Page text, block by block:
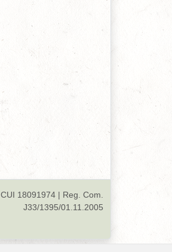
22.0 RON
18091974 | Reg. Com.
J33/1395/01.11.2005